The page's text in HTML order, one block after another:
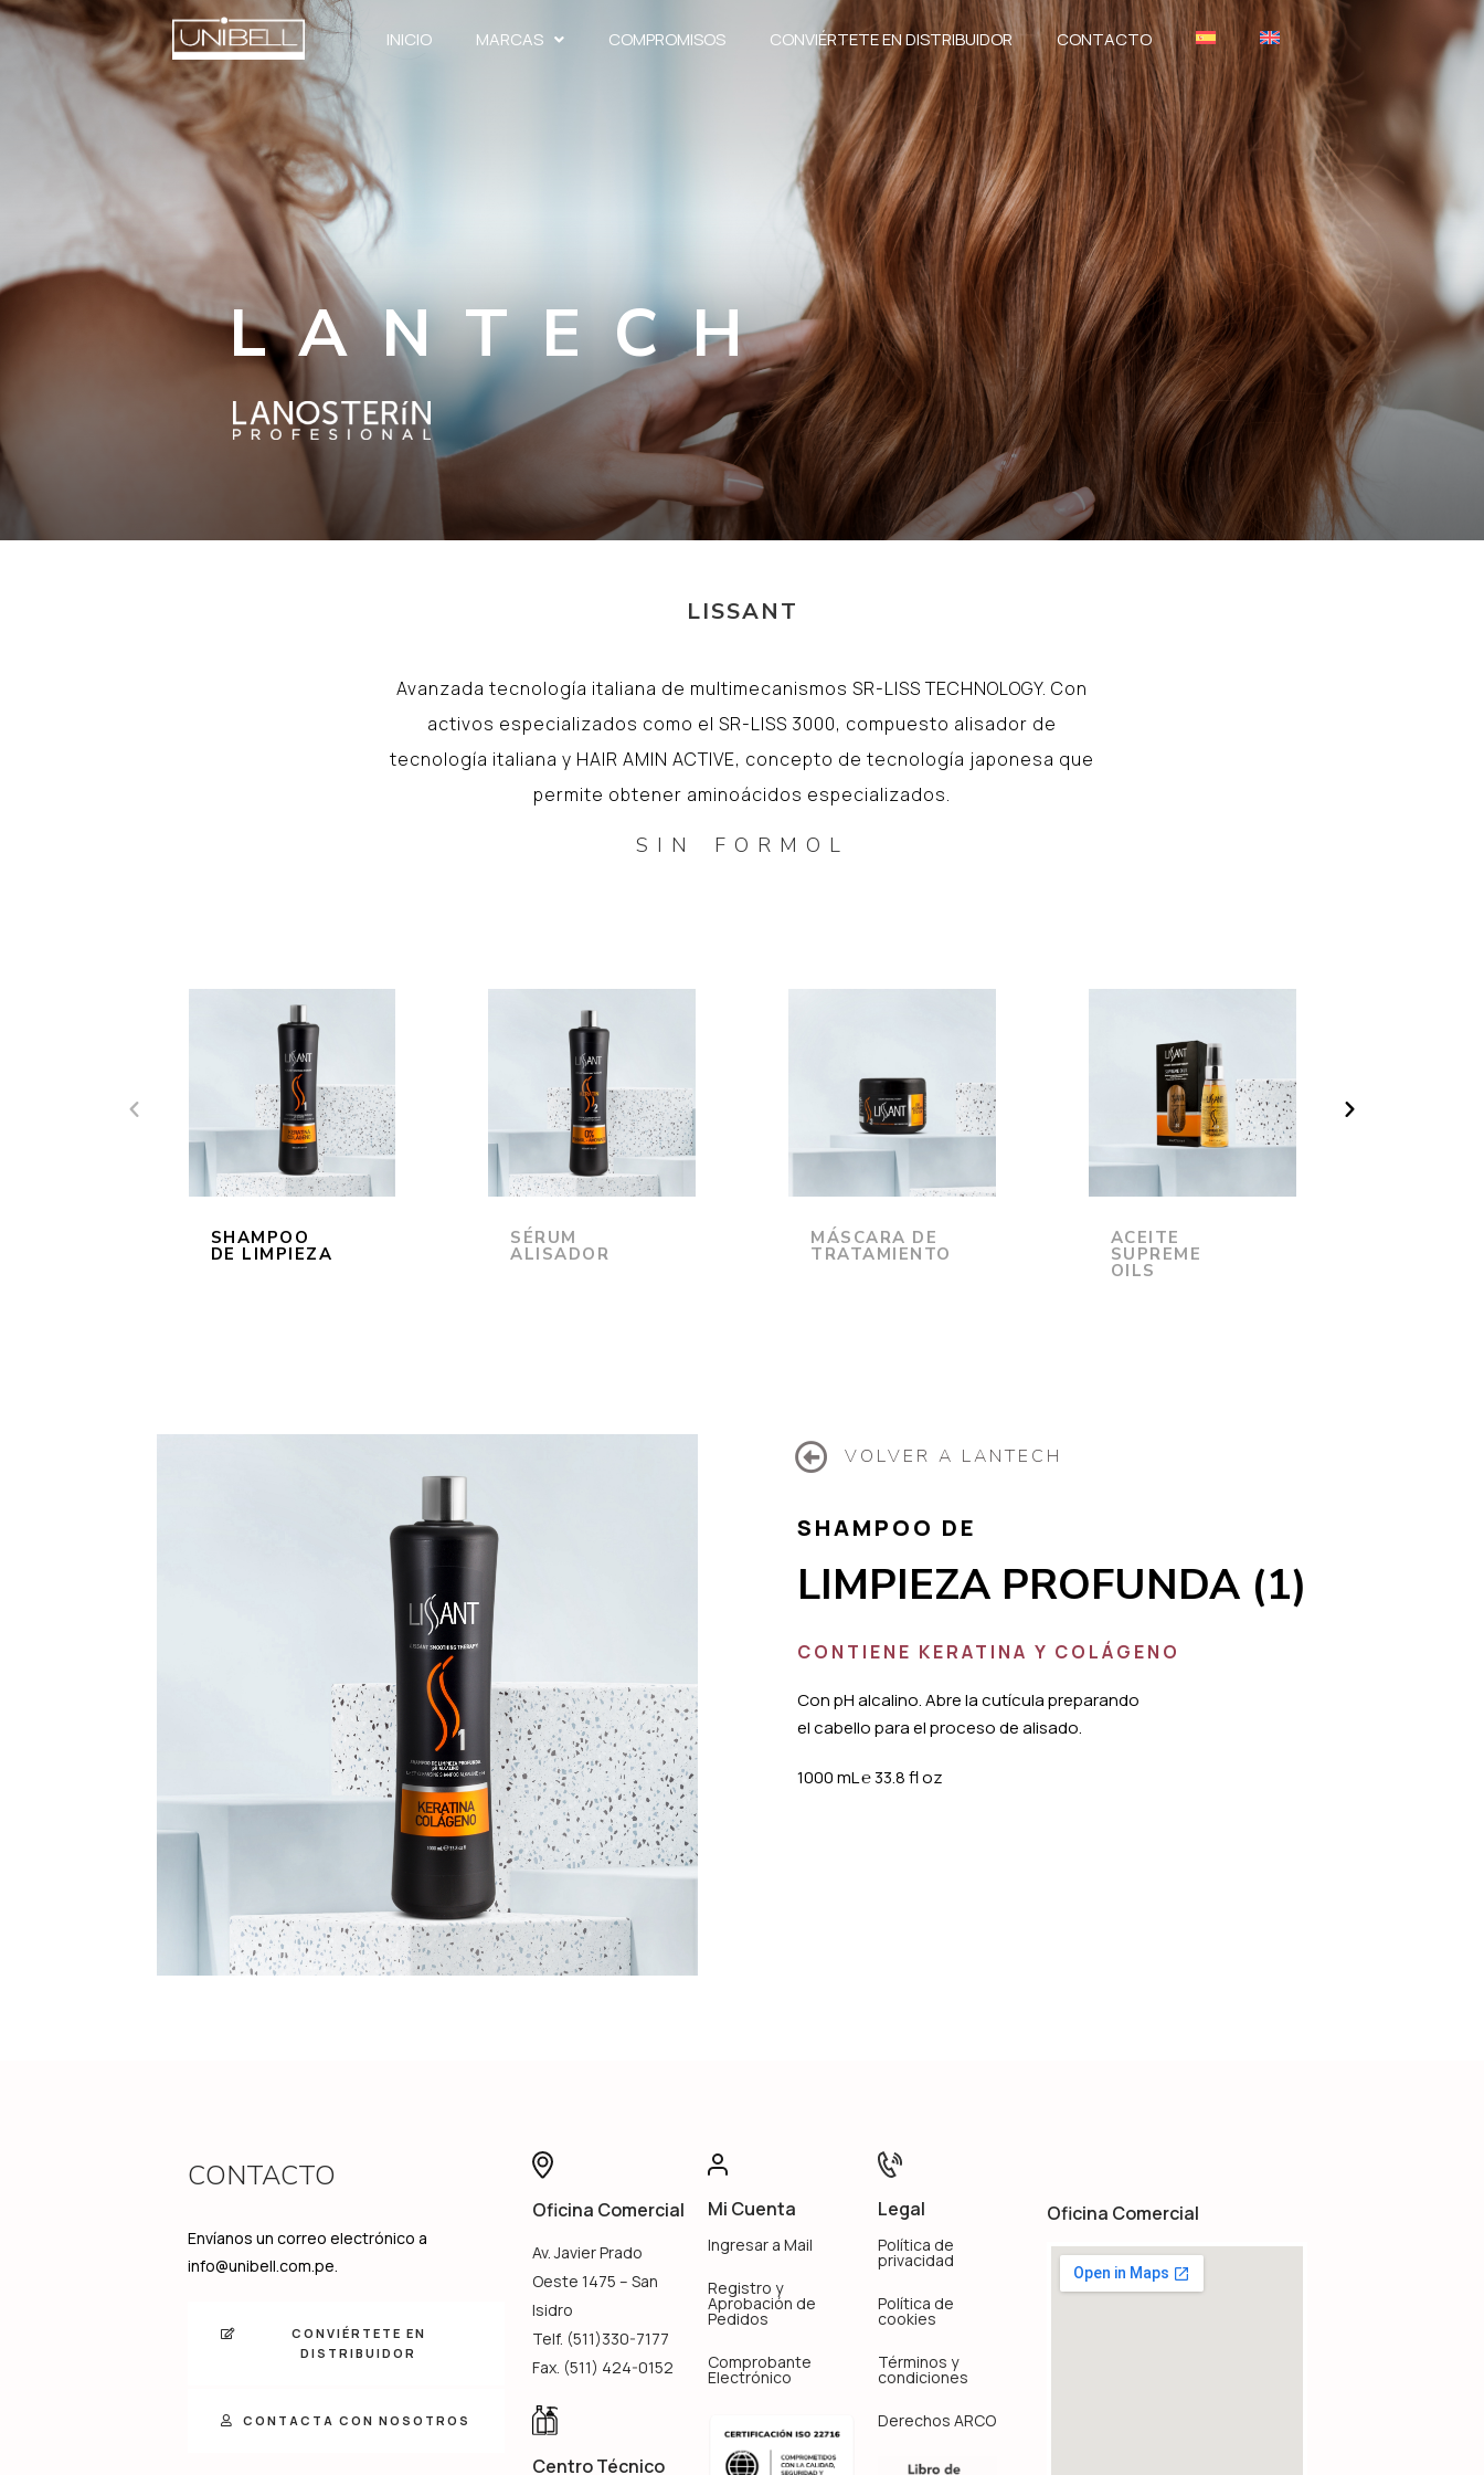
INICIO MARCAS COMPROMISOS CONVIÉRTETE EN DISTRIBUIDOR CONTACTO
LANTECH
LISSANT
Avanzada tecnología italiana de multimecanismos SR-LISS TECHNOLOGY. Con
activos especializados como el SR-LISS 3000, compuesto alisador de
tecnología italiana y HAIR AMIN ACTIVE, concepto de tecnología japonesa que
permite obtener aminoácidos especializados.
SIN FORMOL
SHAMPOO
DE LIMPIEZA
SÉRUM
ALISADOR
MÁSCARA DE
TRATAMIENTO
ACEITE
SUPREME
OILS
VOLVER A LANTECH
SHAMPOO DE
LIMPIEZA PROFUNDA (1)
CONTIENE KERATINA Y COLÁGENO
Con pH alcalino. Abre la cutícula preparando
el cabello para el proceso de alisado.
1000 mL℮33.8 fl oz
CONTACTO
Envíanos un correo electrónico a
info@unibell.com.pe.
CONVIÉRTETE EN
DISTRIBUIDOR
CONTACTA CON NOSOTROS
Oficina Comercial
Av. Javier Prado
Oeste 1475 – San
Isidro
Telf. (511)330-7177
Fax. (511) 424-0152
Centro Técnico
Mi Cuenta
Ingresar a Mail
Registro y
Aprobación de
Pedidos
Comprobante
Electrónico
Legal
Política de
privacidad
Política de
cookies
Términos y
condiciones
Derechos ARCO
Oficina Comercial